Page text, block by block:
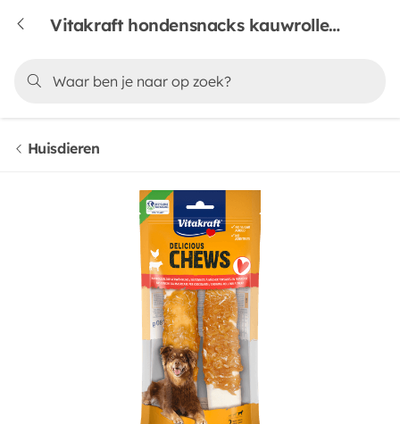
Vitakraft hondensnacks kauwrollen kip xl 2 stuks
Huisdieren